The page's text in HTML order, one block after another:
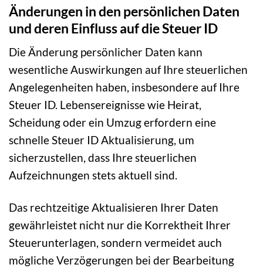
Änderungen in den persönlichen Daten
und deren Einfluss auf die Steuer ID
Die Änderung persönlicher Daten kann
wesentliche Auswirkungen auf Ihre steuerlichen
Angelegenheiten haben, insbesondere auf Ihre
Steuer ID. Lebensereignisse wie Heirat,
Scheidung oder ein Umzug erfordern eine
schnelle Steuer ID Aktualisierung, um
sicherzustellen, dass Ihre steuerlichen
Aufzeichnungen stets aktuell sind.
Das rechtzeitige Aktualisieren Ihrer Daten
gewährleistet nicht nur die Korrektheit Ihrer
Steuerunterlagen, sondern vermeidet auch
mögliche Verzögerungen bei der Bearbeitung